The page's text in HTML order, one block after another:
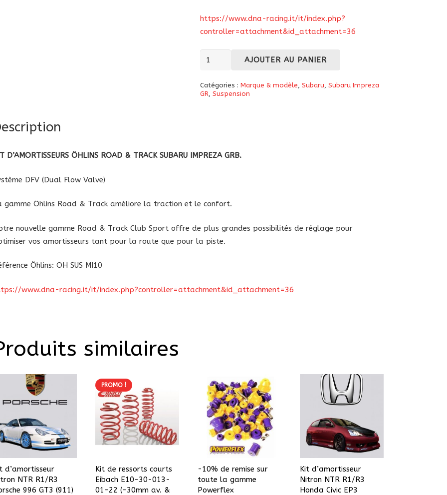
https://www.dna-racing.it/it/index.php?
controller=attachment&id_attachment=36
quantité
Kit
d’amortisseurs
Subaru
AJOUTER AU PANIER
Catégories :Marque & modèle,Subaru,Subaru Impreza
GR,Suspension
D’AMORTISSEURS ÖHLINS ROAD & TRACK SUBARU IMPREZA GRB.
DFV (Dual Flow Valve)
gamme Öhlins Road & Track améliore la traction et le confort.
nouvelle gamme Road & Track Club Sport offre de plus grandes possibilités de réglage pour
vos amortisseurs tant pour la route que pour la piste.
Öhlins: OH SUS MI10
www.dna-racing.it/it/index.php?controller=attachment&id_attachment=36
similaires
d’amortisseur
NTR R1/R3
996 GT3 (911)
PROMO !
Kit de ressorts courts
Eibach E10-30-013-
01-22 (-30mm av. &
-10% de remise sur
toute la gamme
Powerflex
Kit d’amortisseur
Nitron NTR R1/R3
Honda Civic EP3